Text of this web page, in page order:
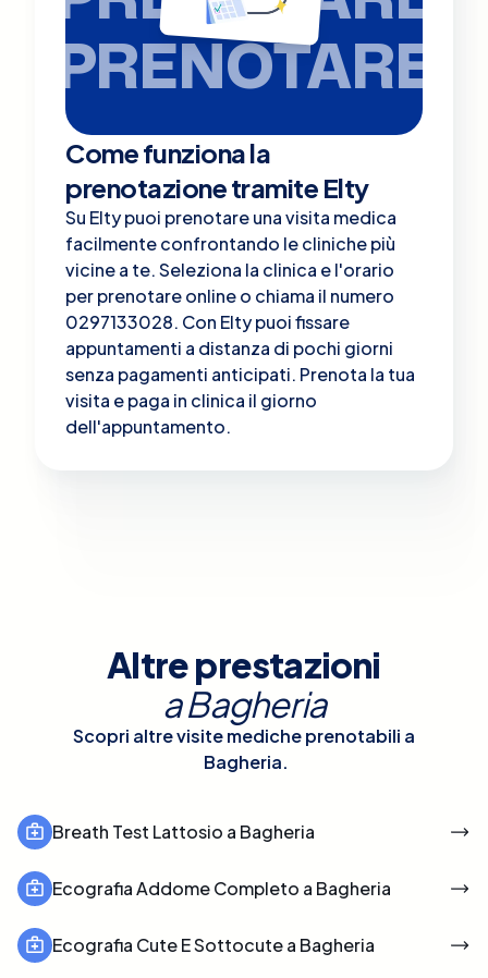
PRENOTARE
Come funziona la
prenotazione tramite Elty
Su Elty puoi prenotare una visita medica
facilmente confrontando le cliniche più
vicine a te. Seleziona la clinica e l'orario
per prenotare online o chiama il numero
0297133028. Con Elty puoi fissare
appuntamenti a distanza di pochi giorni
senza pagamenti anticipati. Prenota la tua
visita e paga in clinica il giorno
dell'appuntamento.
Altre prestazioni
aBagheria
Scopri altre visite mediche prenotabili a
Bagheria.
Breath Test Lattosio a Bagheria
Ecografia Addome Completo a Bagheria
Ecografia Cute E Sottocute a Bagheria